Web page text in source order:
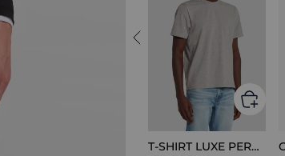
T-SHIRT LUXE PERFOR GREY MELANGE